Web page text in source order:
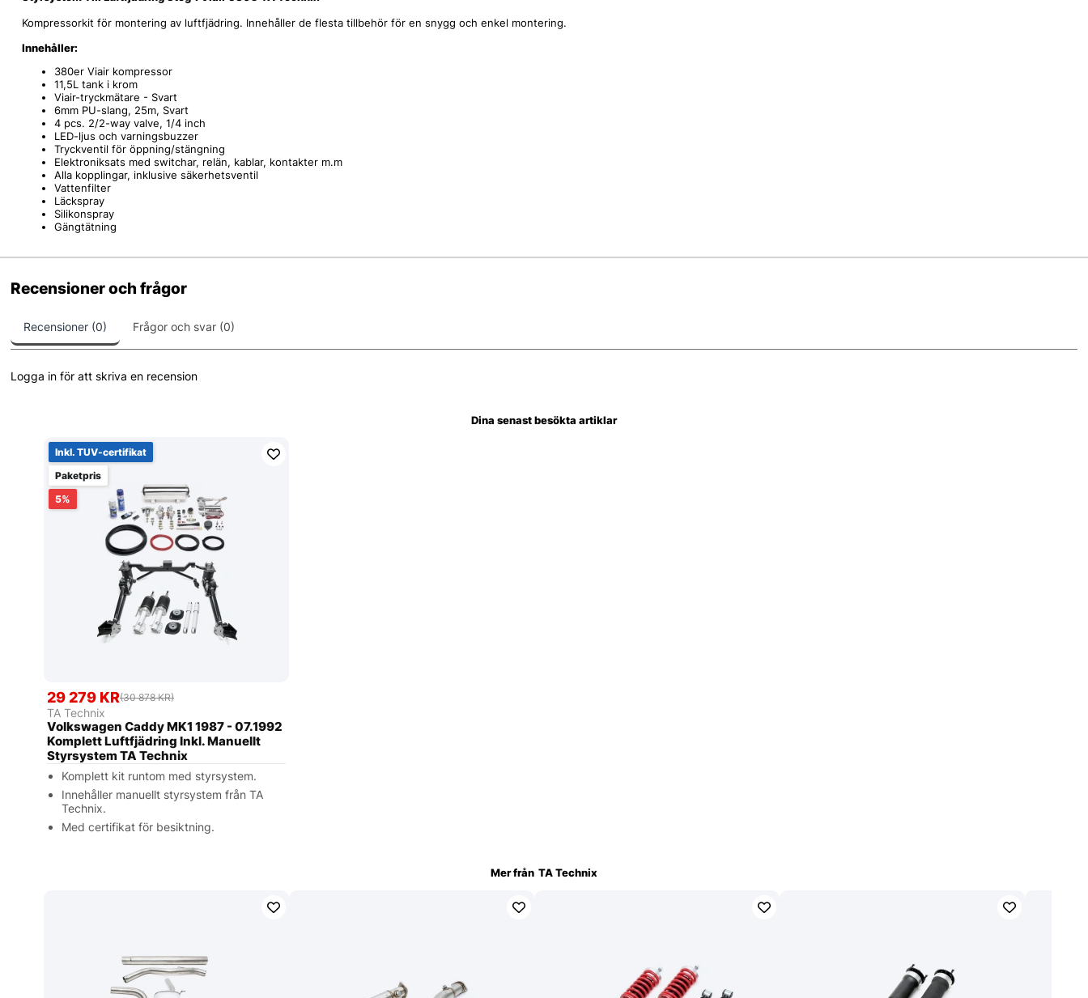
Kompressorkit för montering av luftfjädring. Innehåller de flesta tillbehör för en snygg och enkel montering.
Innehåller:
380er Viair kompressor
11,5L tank i krom
Viair-tryckmätare - Svart
6mm PU-slang, 25m, Svart
4 pcs. 2/2-way valve, 1/4 inch
LED-ljus och varningsbuzzer
Tryckventil för öppning/stängning
Elektroniksats med switchar, relän, kablar, kontakter m.m
Alla kopplingar, inklusive säkerhetsventil
Vattenfilter
Läckspray
Silikonspray
Gängtätning
Recensioner och frågor
Recensioner (0) Frågor och svar (0)
Logga in för att skriva en recension
Dina senast besökta artiklar
Inkl. TUV-certifikat
Paketpris
5
29 279 KR(30 878 KR)
TA Technix
Volkswagen Caddy MK1 1987 - 07.1992
Komplett Luftfjädring Inkl. Manuellt
Styrsystem TA Technix
Komplett kit runtom med styrsystem.
Innehåller manuellt styrsystem från TA
Technix.
Med certifikat för besiktning.
Mer från TA Technix